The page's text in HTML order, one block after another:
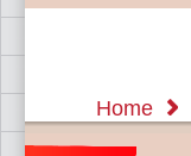
Home